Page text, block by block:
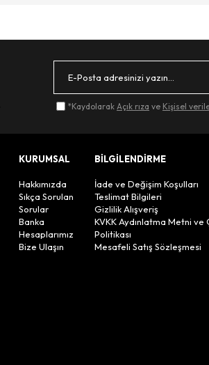
*Kaydolarak Açık rıza ve Kişisel
KURUMSAL
Hakkımızda
Sıkça Sorulan
Sorular
Banka
Hesaplarımız
Bize Ulaşın
BİLGİLENDİRME
İade ve Değişim Koşulları
Teslimat Bilgileri
Gizlilik Alışveriş
KVKK Aydınlatma Metni ve
Politikası
Mesafeli Satış Sözleşmesi